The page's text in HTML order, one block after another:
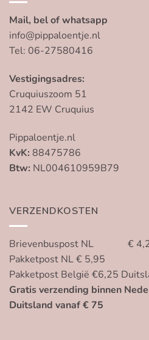
Mail, bel of whatsapp
info@pippaloentje.nl
Tel: 06-27580416
Vestigingsadres:
Cruquiuszoom 51
2142 EW Cruquius
Pippaloentje.nl
KvK: 88475786
Btw: NL004610959B79
VERZENDKOSTEN
Brievenbuspost NL €
Pakketpost NL € 5,95
Pakketpost België €6,25
Gratis verzending binnen
Duitsland vanaf € 75